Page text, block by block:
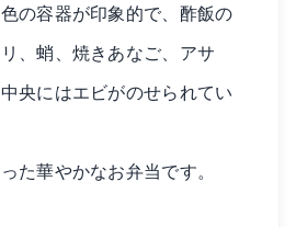
の容器が印象的で、酢飯の
、蛸、焼きあなご、アサ
央にはエビがのせられてい
た華やかなお弁当です。